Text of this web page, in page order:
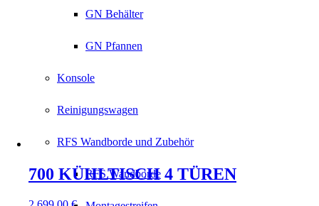
GN Behälter
GN Pfannen
Konsole
Reinigungswagen
RFS Wandborde und Zubehör
RFS Wandborde
700 KÜHLTISCH 4 TÜREN